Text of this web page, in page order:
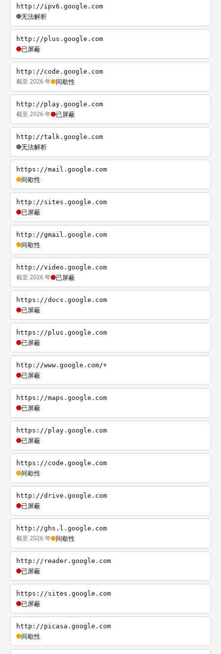
http://ipv6.google.com
无法解析
http://plus.google.com
已屏蔽
http://code.google.com
截至 2026 年 间歇性
http://play.google.com
截至 2026 年 已屏蔽
http://talk.google.com
无法解析
https://mail.google.com
间歇性
http://sites.google.com
已屏蔽
http://gmail.google.com
间歇性
http://video.google.com
截至 2026 年 已屏蔽
https://docs.google.com
已屏蔽
https://plus.google.com
已屏蔽
http://www.google.com/+
已屏蔽
https://maps.google.com
已屏蔽
https://play.google.com
已屏蔽
https://code.google.com
间歇性
http://drive.google.com
已屏蔽
http://ghs.l.google.com
截至 2026 年 间歇性
http://reader.google.com
已屏蔽
https://sites.google.com
已屏蔽
http://picasa.google.com
间歇性